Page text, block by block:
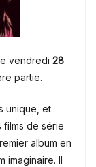
vendredi 28
partie.
unique, et
films de série
album en
imaginaire. Il